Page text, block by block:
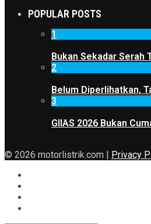
POPULAR POSTS
1
Bukan Sekadar Serah
2
Belum Diperlihatkan,
3
GIIAS 2026 Bukan
© 2026 motorlistrik.com | Privacy